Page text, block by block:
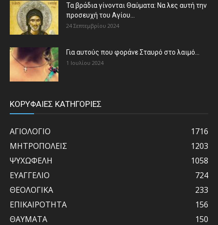
Τα βράδια γίνονται Θαύματα: Να λες αυτή την
προσευχή του Αγίου...
24 Σεπτεμβρίου 2024
Για αυτούς που φοράνε Σταυρό στο λαιμό…
1 Ιουλίου 2024
ΚΟΡΥΦΑΙΕΣ ΚΑΤΗΓΟΡΙΕΣ
ΑΓΙΟΛΟΓΙΟ
1716
ΜΗΤΡΟΠΟΛΕΙΣ
1203
ΨΥΧΩΦΕΛΗ
1058
ΕΥΑΓΓΕΛΙΟ
724
ΘΕΟΛΟΓΙΚΑ
233
ΕΠΙΚΑΙΡΟΤΗΤΑ
156
ΘΑΥΜΑΤΑ
150